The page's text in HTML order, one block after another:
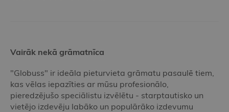
Vairāk nekā grāmatnīca
"Globuss" ir ideāla pieturvieta grāmatu pasaulē tiem,
kas vēlas iepazīties ar mūsu profesionālo,
pieredzējušo speciālistu izvēlētu - starptautisko un
vietējo izdevēju labāko un populārāko izdevumu